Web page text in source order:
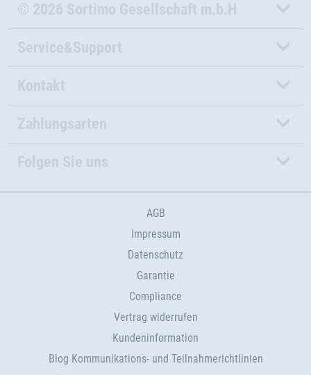
© 2026 Sortimo Gesellschaft m.b.H
Service&Support
Kontakt
Zahlungsarten
Folgen Sie uns
AGB
Impressum
Datenschutz
Garantie
Compliance
Vertrag widerrufen
Kundeninformation
Blog Kommunikations- und Teilnahmerichtlinien